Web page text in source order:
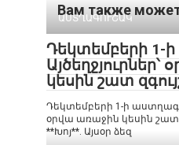
Вам также
ԱՍՏՂԱԳՈՒՇԱԿ
Դեկտեմբերի 1-
կեսին շատ
Դեկտեմբերի 1-ի
օրվա առաջին կեսին շատ
**Խոյ**. Այսօր ձեզ